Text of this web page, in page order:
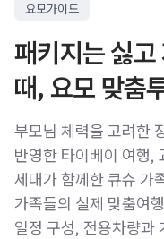
요모가이드
패키지는 싫
때, 요모 맞춤
부모님 체력을 고려한
반영한 타이베이 여행,
세대가 함께한 큐슈 가
가족들의 실제 맞춤여
일정 구성, 전용차량과